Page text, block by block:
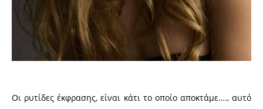
Οι ρυτίδες έκφρασης, είναι κάτι το οποίο αποκτάμε…., αυτό